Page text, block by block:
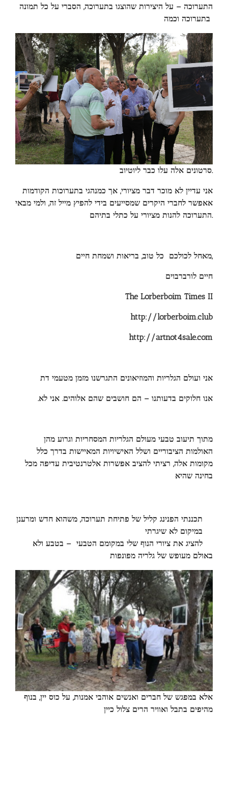
התערוכה – על היצירות שהוצגו בתערוכה, הסברי על כל תמונה
סרטונים אלה עלו כבר ליוטיוב.
אני עדיין לא מוכר דבר מציורי, אך כמנהגי בתערוכות הקודמות
אאפשר לחברי היקרים שמסייעים בידי להפיץ מייל זה, ולמי מבאי
התערוכה להנות מציורי על כתלי בתיהם.
מאחל לכולכם כל טוב, בריאות ושמחת חיים,
חיים לורברבוים
The Lorberboim Times II
http://lorberboim.club
http://artnot4sale.com
אני ועולם הגלריות והמוזיאונים התגרשנו מזמן מטעמי דת
.אנו חלוקים בדעותנו – הם חושבים שהם אלוהים. אני לא
מתוך תיעוב טבעי מעולם הגלריות המסחריות וגרוע מהן
האולמות הציבוריים ושלל האישיויות המאיישות בדרך כלל
מקומות אלה, רציתי להציב אפשרות אלטרנטיבית עדיפה מכל
בחינה שהיא
תכננתי הפנינג קליל של פתיחת תערוכה, משהוא חדש ומרענן
במיקום לא שיגרתי
להציג את ציורי הנוף שלי במקומם הטבעי – בטבע ולא
באולם מעופש של גלריה מפונפות
מהיפים בתבל ואוויר הרים צלול כיין